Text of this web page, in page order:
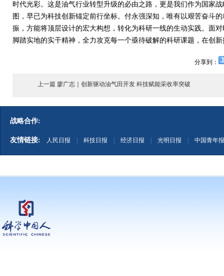
时代光彩。这是油气行业转型升级的必由之路，更是我们作为国家
图，早已为科技创新锚定前行坐标。付永强深知，唯有以艰苦奋斗
振，方能将顶层设计的宏大构想，转化为科研一线的生动实践。面
脚踏实地的实干精神，全力攻克每一个亟待破解的科研课题，在创
分享到：
上一篇 廖广志｜创新驱动油气田开发 科技赋能采收率突破
战略合作:
友情链接: 人民日报 科技日报 经济日报 光明日报 中国青年报